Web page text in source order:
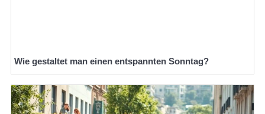
Wie gestaltet man einen entspannten Sonntag?